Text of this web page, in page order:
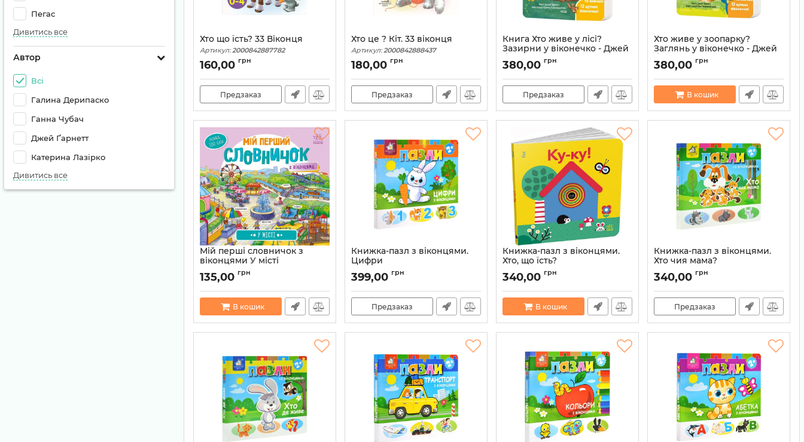
Пегас
Дивитись все
Автор
Всі
Галина Дерипаско
Ганна Чубач
Джей Ґарнетт
Катерина Лазірко
Дивитись все
Хто що їсть? 33 Віконця
Артикул: 2000842887782
160,00 грн
Предзаказ
Хто це ? Кіт. 33 віконця
Артикул: 2000842888437
180,00 грн
Предзаказ
Книга Хто живе у лісі?
Зазирни у віконечко - Джей
Артикул: 9786171502840
380,00 грн
Предзаказ
Хто живе у зоопарку?
Заглянь у віконечко - Джей
Артикул: 9786171502826
380,00 грн
В кошик
Мій перші словничок з
віконцями У місті
Артикул: 9789667510756
135,00 грн
В кошик
Книжка-пазл з віконцями.
Цифри
Артикул: 2000842901099
399,00 грн
Предзаказ
Книжка-пазл з віконцями.
Хто, що їсть?
Артикул: 2000842911265
340,00 грн
В кошик
Книжка-пазл з віконцями.
Хто чия мама?
Артикул: 2000842911258
340,00 грн
Предзаказ